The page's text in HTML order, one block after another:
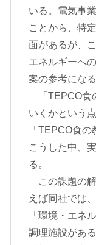
いる。電気事
ことから、特
面があるが、
エネルギーへ
案の参考にな
「TEPCO食
いくかという
「TEPCO食
こうした中、
る。
この課題の解
えば同社では
「環境・エネ
調理施設があ